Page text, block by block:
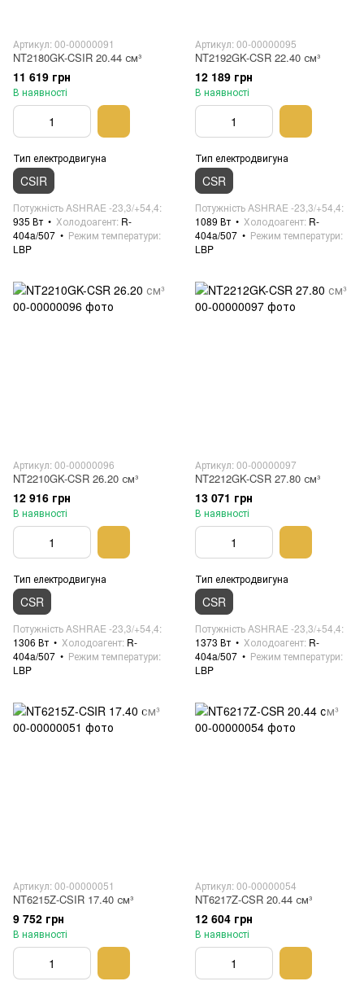
Артикул: 00-00000091
NT2180GK-CSIR 20.44 см³
11 619 грн
В наявності
Тип електродвигуна
CSIR
Потужність ASHRAE -23,3/+54,4
935 Вт
Холодоагент R-
404a/507
Режим температури
LBP
Артикул: 00-00000095
NT2192GK-CSR 22.40 см³
12 189 грн
В наявності
Тип електродвигуна
CSR
Потужність ASHRAE -23,3/+54,4
1089 Вт
Холодоагент R-
404a/507
Режим температури
LBP
Артикул: 00-00000096
NT2210GK-CSR 26.20 см³
12 916 грн
В наявності
Тип електродвигуна
CSR
Потужність ASHRAE -23,3/+54,4
1306 Вт
Холодоагент R-
404a/507
Режим температури
LBP
Артикул: 00-00000097
NT2212GK-CSR 27.80 см³
13 071 грн
В наявності
Тип електродвигуна
CSR
Потужність ASHRAE -23,3/+54,4
1373 Вт
Холодоагент R-
404a/507
Режим температури
LBP
Артикул: 00-00000051
NT6215Z-CSIR 17.40 см³
9 752 грн
В наявності
Артикул: 00-00000054
NT6217Z-CSR 20.44 см³
12 604 грн
В наявності